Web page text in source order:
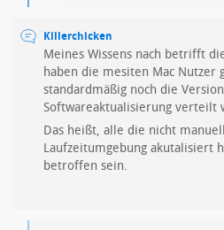
Killerchicken
Meines Wissens nach betrifft
haben die mesiten Mac Nutzer
standardmäßig noch die
Softwareaktualisierung verteilt
Das heißt, alle die nicht
Laufzeitumgebung akutalisiert
betroffen sein.